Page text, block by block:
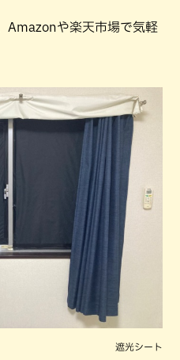
Amazonや楽天市場で気軽
遮光シート